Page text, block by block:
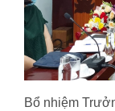
Bổ nhiệm